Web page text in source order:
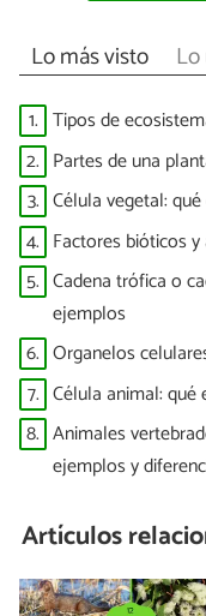
Lo más visto
1. Tipos de
2. Partes de una
3. Célula vegetal:
4. Factores bióticos
5. Cadena trófica o
ejemplos
6. Organelos
7. Célula animal: qué
8. Animales
ejemplos y
Artículos